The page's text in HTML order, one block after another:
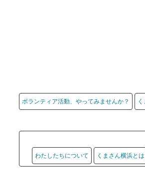
ボランティア活動、やってみませんか？
わたしたちについて くまさん横浜とは